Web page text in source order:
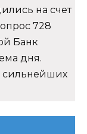
на счет
728
Банк
дня.
сильнейших